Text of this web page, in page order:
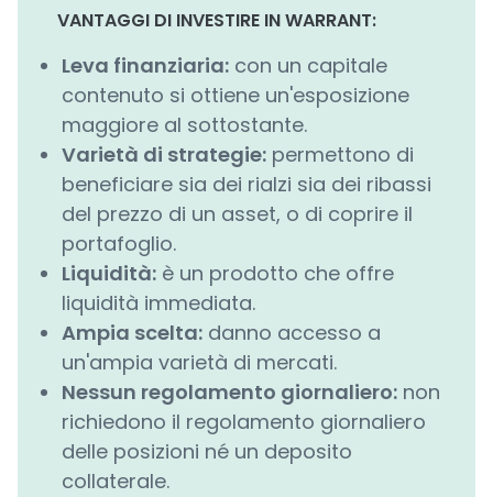
VANTAGGI DI INVESTIRE IN WARRANT:
Leva finanziaria: con un capitale
contenuto si ottiene un'esposizione
maggiore al sottostante.
Varietà di strategie: permettono di
beneficiare sia dei rialzi sia dei ribassi
del prezzo di un asset, o di coprire il
portafoglio.
Liquidità: è un prodotto che offre
liquidità immediata.
Ampia scelta: danno accesso a
un'ampia varietà di mercati.
Nessun regolamento giornaliero: non
richiedono il regolamento giornaliero
delle posizioni né un deposito
collaterale.